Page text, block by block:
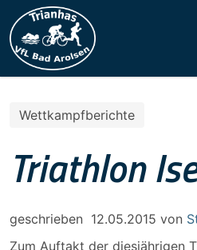
Wettkampfberichte
Triathlon
geschrieben 12.05.2015 von
Zum Auftakt der diesjährigen